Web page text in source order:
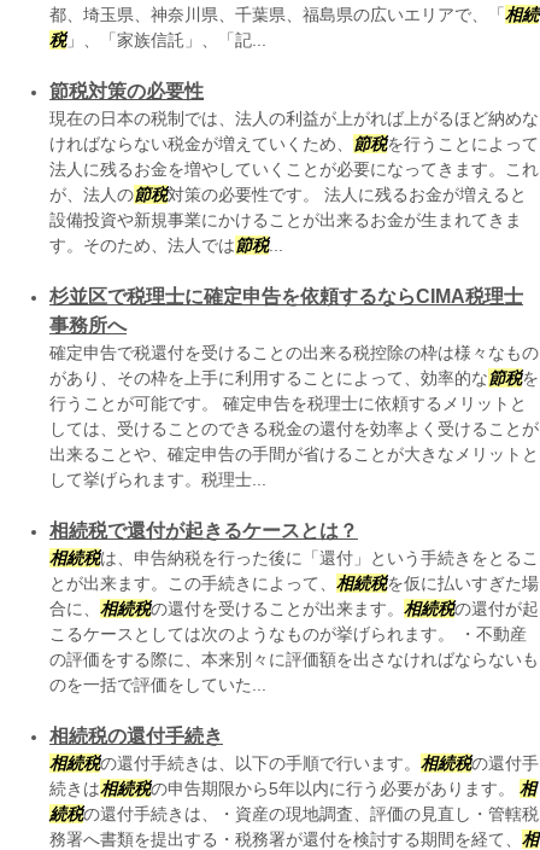
都、埼玉県、神奈川県、千葉県、福島県の広いエリアで、「 相続
税」、「家族信託」、「記...
節税対策の必要性
現在の日本の税制では、法人の利益が上がれば上がるほど納めな
ければならない税金が増えていくため、
節税を行うことによって
法人に残るお金を増やしていくことが必要になってきます。これ
が、法人の節税対策の必要性です。 法人に残るお金が増えると
設備投資や新規事業にかけることが出来るお金が生まれてきま
す。そのため、法人では節税...
杉並区で税理士に確定申告を依頼するならCIMA税理士
事務所へ
確定申告で税還付を受けることの出来る税控除の枠は様々なもの
があり、その枠を上手に利用することによって、効率的な節税を
行うことが可能です。 確定申告を税理士に依頼するメリットと
しては、受けることのできる税金の還付を効率よく受けることが
出来ることや、確定申告の手間が省けることが大きなメリットと
して挙げられます。税理士...
相続税で還付が起きるケースとは？
相続税は、申告納税を行った後に「還付」という手続きをとるこ
とが出来ます。この手続きによって、 相続税を仮に払いすぎた場
合に、 相続税の還付を受けることが出来ます。 相続税の還付が起
こるケースとしては次のようなものが挙げられます。 ・不動産
の評価をする際に、本来別々に評価額を出さなければならないも
のを一括で評価をしていた...
相続税の還付手続き
相続税の還付手続きは、以下の手順で行います。 相続税の還付手
続きは相続税の申告期限から5年以内に行う必要があります。 相
続税の還付手続きは、・資産の現地調査、評価の見直し・管轄税
務署へ書類を提出する・税務署が還付を検討する期間を経て、 相